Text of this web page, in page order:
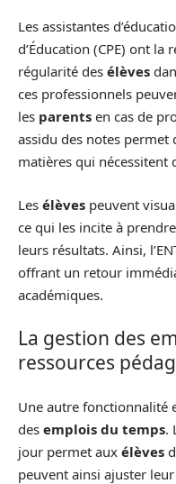
Les assistantes
d’Éducation (CPE) ont
régularité des élèves
ces professionnels
les parents en cas de
assidu des notes permet
matières qui nécessitent
Les élèves peuvent
ce qui les incite à
leurs résultats. Ainsi,
offrant un retour
académiques.
La gestion des
ressources
Une autre fonctionnalité
des emplois du temps.
jour permet aux élèves
peuvent ainsi ajuster